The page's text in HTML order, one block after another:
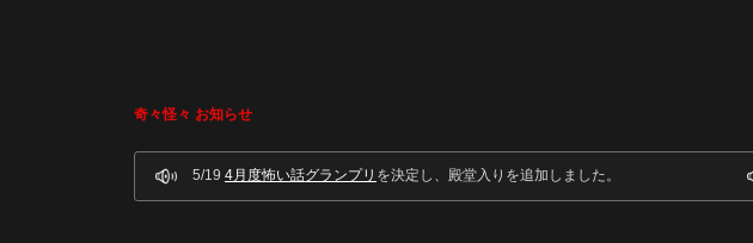
奇々怪々 お知らせ
5/19 4月度怖い話グランプリ を決定し、殿堂入りを追加しました。